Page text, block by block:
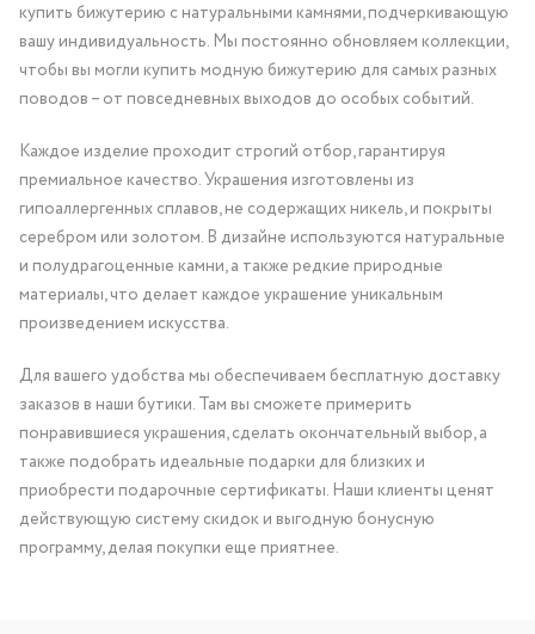
купить бижутерию с натуральными камнями, подчеркивающую
вашу индивидуальность. Мы постоянно обновляем коллекции,
чтобы вы могли купить модную бижутерию для самых разных
поводов – от повседневных выходов до особых событий.
Каждое изделие проходит строгий отбор, гарантируя
премиальное качество. Украшения изготовлены из
гипоаллергенных сплавов, не содержащих никель, и покрыты
серебром или золотом. В дизайне используются натуральные
и полудрагоценные камни, а также редкие природные
материалы, что делает каждое украшение уникальным
произведением искусства.
Для вашего удобства мы обеспечиваем бесплатную доставку
заказов в наши бутики. Там вы сможете примерить
понравившиеся украшения, сделать окончательный выбор, а
также подобрать идеальные подарки для близких и
приобрести подарочные сертификаты. Наши клиенты ценят
действующую систему скидок и выгодную бонусную
программу, делая покупки еще приятнее.